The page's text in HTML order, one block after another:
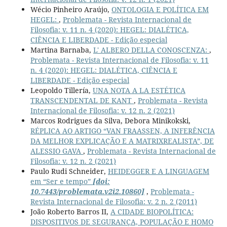
Wécio Pinheiro Araújo, ONTOLOGIA E POLÍTICA EM
HEGEL: , Problemata - Revista Internacional de
Filosofia: v. 11 n. 4 (2020): HEGEL: DIALÉTICA,
CIÊNCIA E LIBERDADE - Edição especial
Martina Barnaba, L' ALBERO DELLA CONOSCENZA: ,
Problemata - Revista Internacional de Filosofia: v. 11
n. 4 (2020): HEGEL: DIALÉTICA, CIÊNCIA E
LIBERDADE - Edição especial
Leopoldo Tillería, UNA NOTA A LA ESTÉTICA
TRANSCENDENTAL DE KANT , Problemata - Revista
Internacional de Filosofia: v. 12 n. 2 (2021)
Marcos Rodrigues da Silva, Debora Minikokski,
RÉPLICA AO ARTIGO “VAN FRAASSEN, A INFERÊNCIA
DA MELHOR EXPLICAÇÃO E A MATRIXREALISTA”, DE
ALESSIO GAVA , Problemata - Revista Internacional de
Filosofia: v. 12 n. 2 (2021)
Paulo Rudi Schneider, HEIDEGGER E A LINGUAGEM
em “Ser e tempo” [doi:
10.7443/problemata.v2i2.10860], Problemata -
Revista Internacional de Filosofia: v. 2 n. 2 (2011)
João Roberto Barros II, A CIDADE BIOPOLÍTICA:
DISPOSITIVOS DE SEGURANÇA, POPULAÇÃO E HOMO